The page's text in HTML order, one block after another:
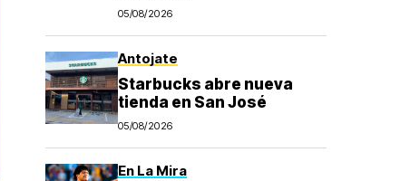
05/08/2026
Antojate
Starbucks abre nueva
tienda en San José
05/08/2026
En La Mira